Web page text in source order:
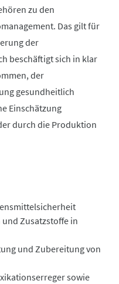
zu den
Das gilt für
der
beschäftigt sich in klar
der
gesundheitlich
Einschätzung
durch die Produktion
Zusatzstoffe in
und Zubereitung von
sowie